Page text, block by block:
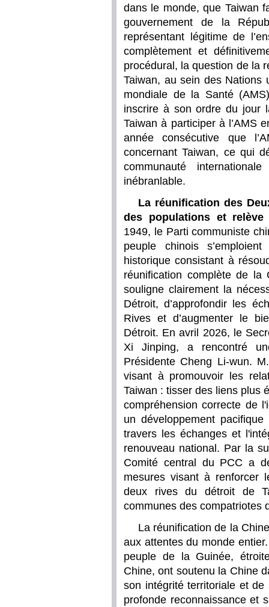
dans le monde, que Taiwan
gouvernement de la
représentant légitime de
complètement et
procédural, la question de la
Taiwan, au sein des Nations
mondiale de la Santé
inscrire à son ordre du jour
Taiwan à participer à l’AMS
année consécutive que
concernant Taiwan, ce qui
communauté
inébranlable.
La réunification des
des populations et relève
1949, le Parti communiste
peuple chinois
historique consistant à
réunification complète de la
souligne clairement la
Détroit, d’approfondir les
Rives et d’augmenter le
Détroit. En avril 2026, le
Xi Jinping, a rencontré
Présidente Cheng Li-wun.
visant à promouvoir les
Taiwan : tisser des liens plus
compréhension correcte de
un développement
travers les échanges et
renouveau national. Par la
Comité central du PCC a
mesures visant à renforcer
deux rives du détroit de
communes des compatriotes
La réunification de la
aux attentes du monde
peuple de la Guinée,
Chine, ont soutenu la Chine
son intégrité territoriale et
profonde reconnaissance et